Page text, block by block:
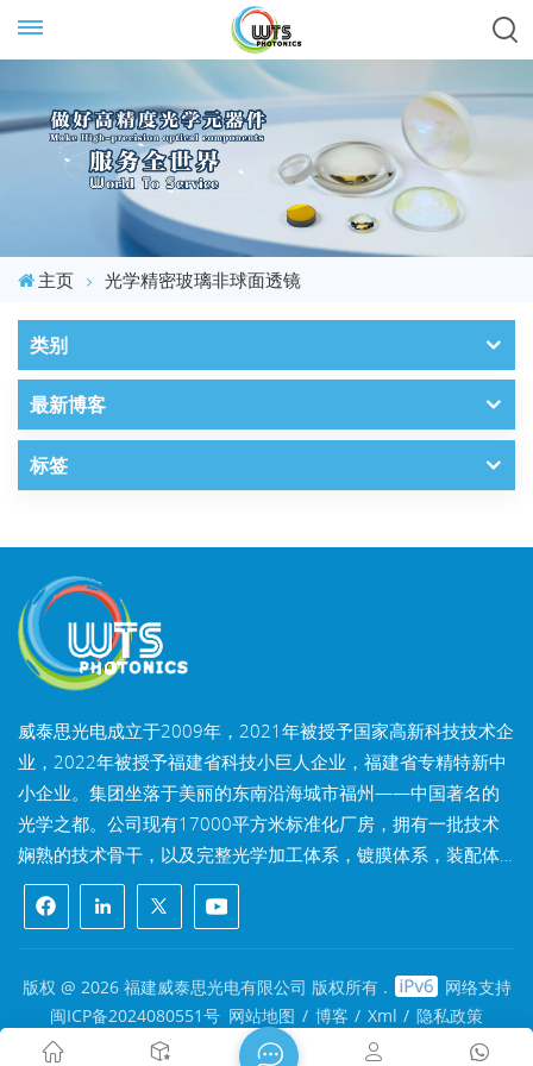
主页 光学精密玻璃非球面透镜
类别
最新博客
标签
威泰思光电成立于2009年，2021年被授予国家高新科技技术企
业，2022年被授予福建省科技小巨人企业，福建省专精特新中
小企业。集团坐落于美丽的东南沿海城市福州——中国著名的
光学之都。公司现有17000平方米标准化厂房，拥有一批技术
娴熟的技术骨干，以及完整光学加工体系，镀膜体系，装配体
系，检测体系，可为客户提供高精密光学元器件、高精度光学
成像镜头和高功率激光元器件的研发、设计、制造一站式解决
方案。 威泰思产品包括光学窗口片、透镜、柱面镜、滤光片、
反射镜、棱镜、波片、分光镜、激光晶体，镜头和模组等光学
元器件及光学系统。产品广泛应用于机器视觉、工业激光、生
物医疗、精密仪器、航天航空、AR&VR、半导体、自动化驾
版权 @ 2026 福建威泰思光电有限公司 版权所有 .
网络支持
闽ICP备2024080551号 网站地图 / 博客 / Xml / 隐私政策